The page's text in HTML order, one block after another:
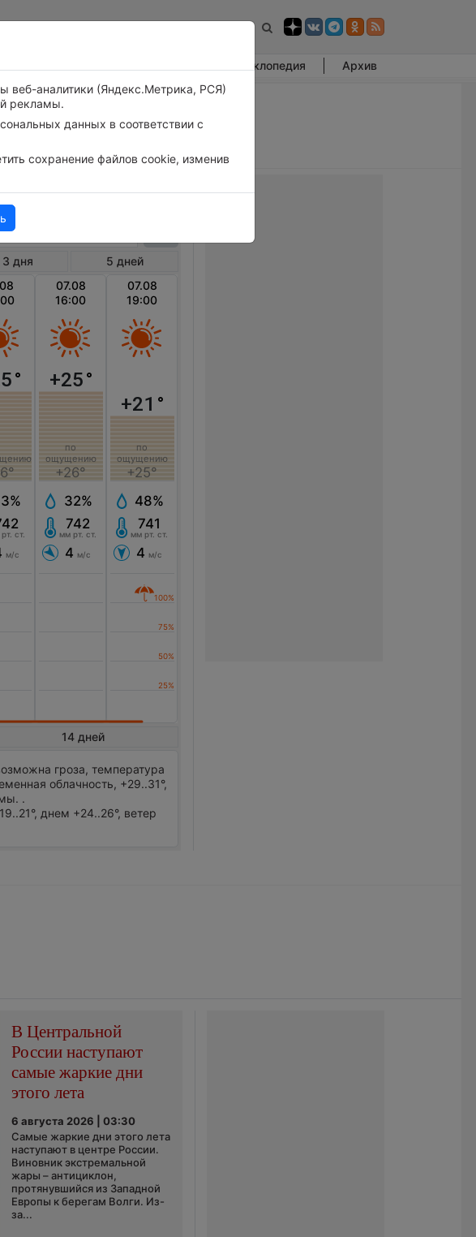
Энциклопедия Архив
3 дня
5 дней
°
ст.
м/с
07.08
16:00
+25°
по
ощущению
+26°
32%
742
мм рт. ст.
4 м/с
07.08
19:00
+21 °
по
ощущению
+25°
48%
741
мм рт. ст.
4 м/с
14 дней
гроза, температура
облачность, +29..31°,
.
днем +24..26°, ветер
В Центральной
России наступают
самые жаркие дни
этого лета
6 августа 2026 | 03:30
Самые жаркие дни этого лета
наступают в центре России.
Виновник экстремальной
жары – антициклон,
протянувшийся из Западной
Европы к берегам Волги. Из-
за...
веб-аналитики (Яндекс.Метрика, РСЯ)
рекламы.
данных в соответствии с
сохранение файлов cookie, изменив